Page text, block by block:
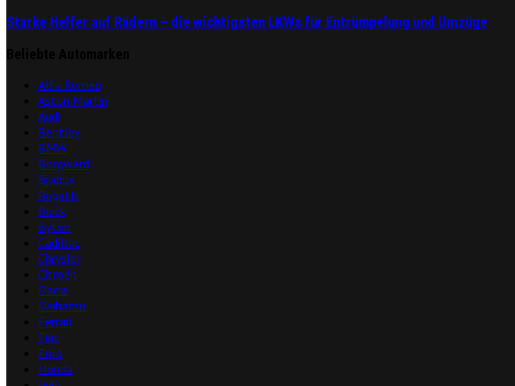
Starke Helfer auf Rädern – die wichtigsten LKWs für Entrümpelung und Umzüge
Alfa Romeo
Aston Martin
Audi
Bentley
BMW
Borgward
Brabus
Bugatti
Buick
Byton
Cadillac
Chrysler
Citroën
Dacia
Daihatsu
Ferrari
Fiat
Ford
Honda